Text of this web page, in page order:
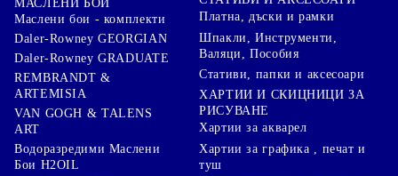
МАСЛЕНИ БОИ
Маслени бои - комплекти
Daler-Rowney GEORGIAN
Daler-Rowney GRADUATE
REMBRANDT &
ARTEMISIA
VAN GOGH & TALENS
ART
Водоразредими Маслени
Бои H2OIL
Платна, дъски и рамки
Шпакли, Инструменти,
Валяци, Пособия
Стативи, папки и аксесоари
ХАРТИИ И СКИЦНИЦИ ЗА
РИСУВАНЕ
Хартии за акварел
Хартии за графика , печат и
туш